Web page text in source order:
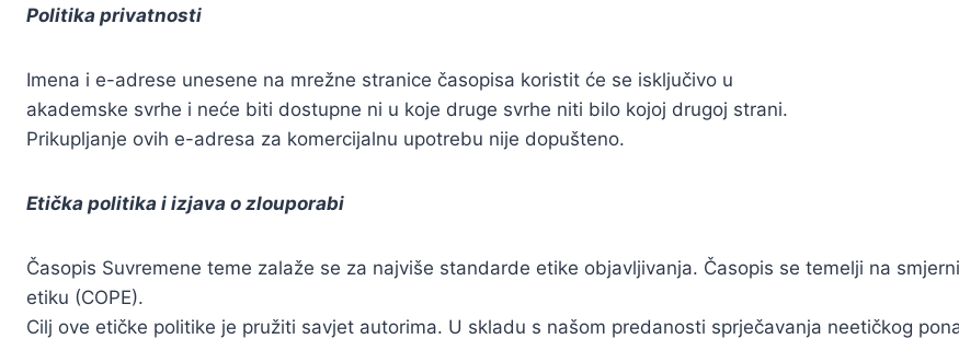
Politika privatnosti
Imena i e-adrese unesene na mrežne stranice časopisa koristit će se isključivo u
akademske svrhe i neće biti dostupne ni u koje druge svrhe niti bilo kojoj drugoj strani.
Prikupljanje ovih e-adresa za komercijalnu upotrebu nije dopušteno.
Etička politika i izjava o zlouporabi
Časopis Suvremene teme zalaže se za najviše standarde etike objavljivanja. Časopis se temelji na
etiku (COPE).
Cilj ove etičke politike je pružiti savjet autorima. U skladu s našom predanosti sprječavanja neetičkog